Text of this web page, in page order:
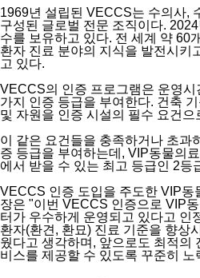
1969년 설립된 VECCS는 수의사,
구성된 글로벌 전문 조직이다.
수를 보유하고 있다. 전 세계 약 60
환자 진료 분야의 지식을 발전시키
고 있다.
VECCS의 인증 프로그램은 운영시
가지 인증 등급을 부여한다. 건축
및 자원을 인증 시설의 필수 요건으
이 같은 요건들을 충족하거나 초과
증 등급을 부여하는데, VIP동물의
에서 받을 수 있는 최고 등급인 2등
VECCS 인증 도입을 주도한 VIP동
장은 "이번 VECCS 인증으로 VIP
터가 우수하게 운영되고 있다고 인
환자(환견, 환묘) 진료 기준을 향상
웠다고 생각하며, 앞으로도 최적의
비스를 제공할 수 있도록 꾸준히